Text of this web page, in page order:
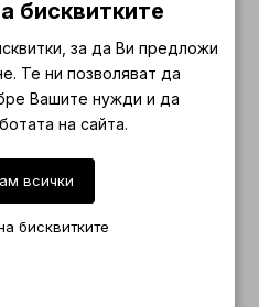
EnVité Scalp Anti-Grease
Shampoo 250ml
шампоан за мазен скалп
€ 10.23 (20.01 лв.)
бисквитките
за да Ви предложи
Те ни позволяват да
Вашите нужди и да
на сайта.
всички
бисквитките